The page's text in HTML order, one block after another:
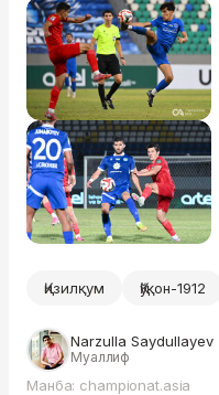
Қизилқум Қўқон-1912
Narzulla Saydullayev
Муаллиф
Манба: championat.asia